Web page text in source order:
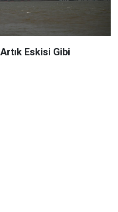
Eskisi Gibi